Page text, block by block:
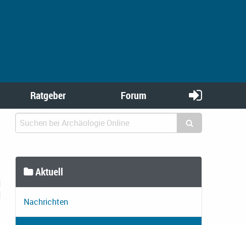
Ratgeber Forum
Aktuell
Nachrichten